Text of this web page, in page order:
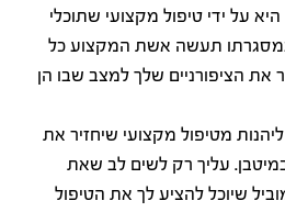
על ידי טיפול מקצועי שתוכלי
תעשה אשת המקצוע כל
הציפורניים שלך למצב שבו הן
מטיפול מקצועי שיחזיר את
עליך רק לשים לב שאת
שיוכל להציע לך את הטיפול